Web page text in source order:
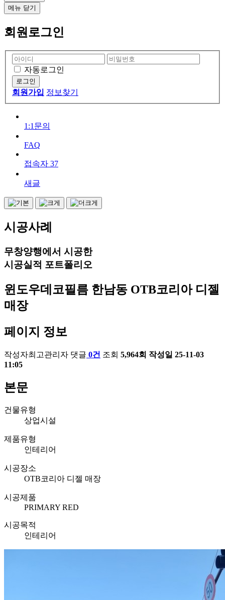
메뉴 닫기
회원로그인
자동로그인
회원가입 정보찾기
1:1문의
FAQ
접속자 37
새글
시공사례
무창양행에서 시공한
시공실적 포트폴리오
윈도우데코필름 한남동 OTB코리아 디젤
매장
페이지 정보
작성자최고관리자 댓글 0건 조회 5,964회 작성일 25-11-03
11:05
본문
건물유형
상업시설
제품유형
인테리어
시공장소
OTB코리아 디젤 매장
시공제품
PRIMARY RED
시공목적
인테리어